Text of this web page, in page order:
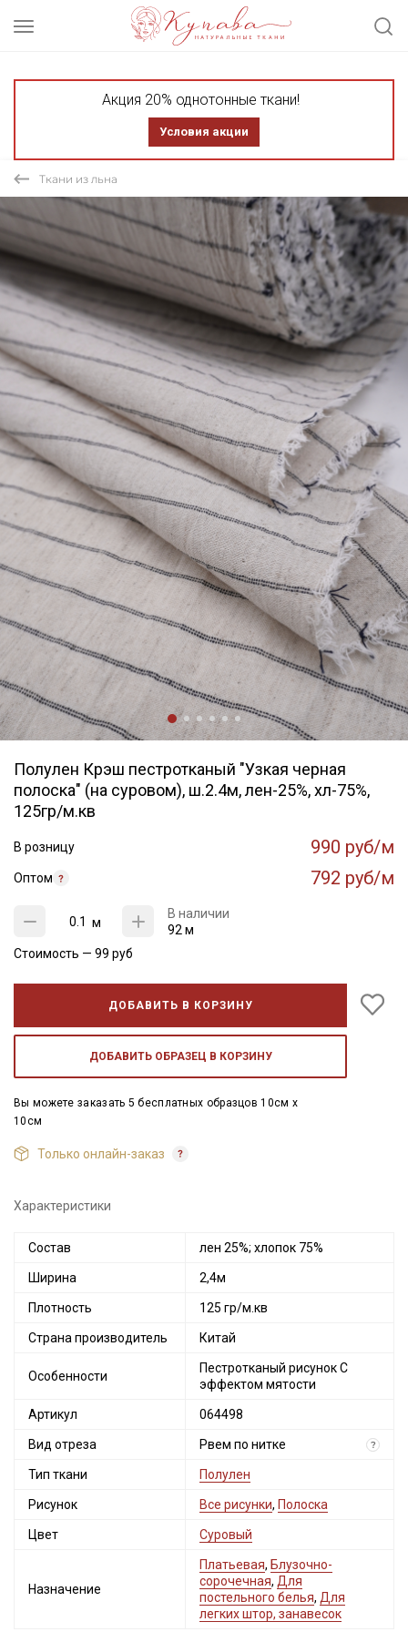
Акция 20% однотонные ткани!
Условия акции
Ткани из льна
Полулен Крэш пестротканый "Узкая черная
полоска" (на суровом), ш.2.4м, лен-25%, хл-75%,
125гр/м.кв
В розницу 990 руб/м
Оптом 792 руб/м
м
В наличии
92 м
Стоимость — 99 руб
ДОБАВИТЬ В КОРЗИНУ
ДОБАВИТЬ ОБРАЗЕЦ В КОРЗИНУ
Вы можете заказать 5 бесплатных образцов 10см x
10см
Только онлайн-заказ
Характеристики
Состав лен 25%; хлопок 75%
Ширина 2,4м
Плотность 125 гр/м.кв
Страна производитель Китай
Особенности
Пестротканый рисунок С
эффектом мятости
Артикул 064498
Вид отреза Рвем по нитке ?
Тип ткани Полулен
Рисунок Все рисунки, Полоска
Цвет Суровый
Назначение
Платьевая, Блузочно-
сорочечная, Для
постельного белья, Для
легких штор, занавесок